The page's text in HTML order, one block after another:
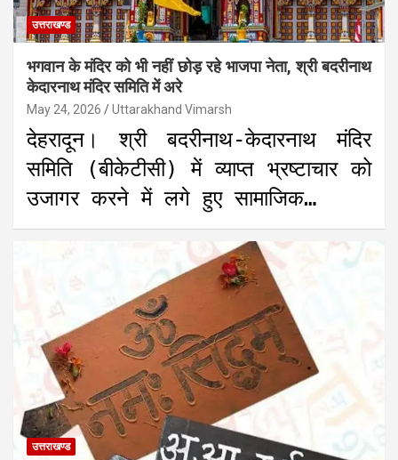
उत्तराखण्ड
भगवान के मंदिर को भी नहीं छोड़ रहे भाजपा नेता, श्री बदरीनाथ
केदारनाथ मंदिर समिति में अरे
May 24, 2026 Uttarakhand Vimarsh
देहरादून। श्री बदरीनाथ-केदारनाथ मंदिर
समिति (बीकेटीसी) में व्याप्त भ्रष्टाचार को
उजागर करने में लगे हुए सामाजिक…
उत्तराखण्ड